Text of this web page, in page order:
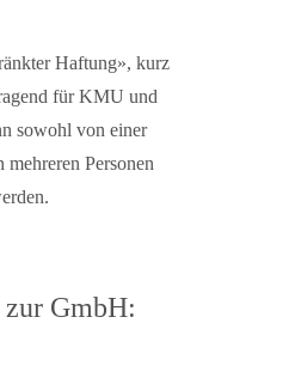
Haftung», kurz
für KMU und
sowohl von einer
Personen
GmbH: